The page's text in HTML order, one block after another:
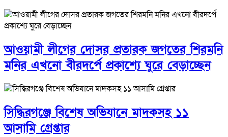
আওয়ামী লীগের দোসর প্রতারক জগতের শিরমনি
মনির এখনো বীরদর্পে প্রকাশ্যে ঘুরে বেড়াচ্ছেন
সিদ্ধিরগঞ্জে বিশেষ অভিযানে মাদকসহ ১১
আসামি গ্রেপ্তার